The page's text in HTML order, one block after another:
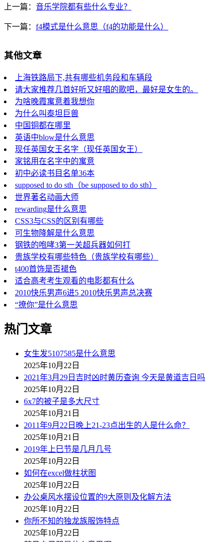
上一篇： 音乐学院都有些什么专业？
下一篇： f4模式是什么意思（f4的功能是什么）
其他文章
上海铁路局下,共有哪些机务段和车辆段
请大家推荐几首好听又好唱的歌吧，最好是女生的。
为啥晚霞寓意着我想你
为什么叫泰坦巨兽
中国铜都在哪里
英语中blow是什么意思
现任英国女王名字（现任英国女王）
家铭用在名字中的寓意
初中必读书目名单36本
supposed to do sth（be supposed to do sth）
世界著名动画大师
rewarding是什么意思
CSS3与CSS的区别有哪些
可生物降解是什么意思
钢铁的咆哮3第一关超兵器如何打
贵族学校有哪些特色（贵族学校有哪些）
t400首饰是否褪色
适合高考考生观看的电影都有什么
2010快乐男声6进5 2010快乐男声总决赛
“撩你”是什么意思
热门文章
女生发5107585是什么意思
2025年10月22日
2021年3月29日吉时凶时黄历查询 今天是黄道吉日吗
2025年10月22日
6x7的被子是多大尺寸
2025年10月21日
2011年9月22日晚上21-23点出生的人是什么命？
2025年10月21日
2019年上巳节是几月几号
2025年10月22日
如何在excel做柱状图
2025年10月22日
办公桌风水摆设位置的9大原则及化解方法
2025年10月22日
你所不知的独龙族服饰特点
2025年10月22日